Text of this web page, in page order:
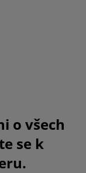
o všech
se k